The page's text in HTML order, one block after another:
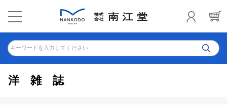
キーワードを入力してください
洋雑誌